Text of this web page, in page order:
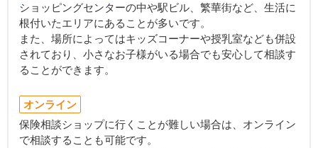
ショッピングセンターの中や駅ビル、繁華街など、生活に
根付いたエリアにあることが多いです。
また、場所によってはキッズコーナーや授乳室なども併設
されており、小さなお子様がいる場合でも安心して相談す
ることができます。
オンライン
保険相談ショップに行くことが難しい場合は、オンライン
で相談することも可能です。